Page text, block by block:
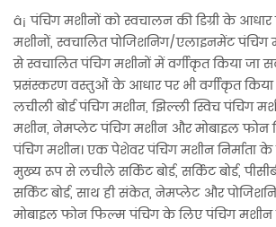
â¡ पंचिंग मशीनों को स्वचालन की डिग्री के
मशीनों, स्वचालित पोजिशनिंग/एलाइनमेंट पंचिंग
से स्वचालित पंचिंग मशीनों में वर्गीकृत किया जा
प्रसंस्करण वस्तुओं के आधार पर भी वर्गीकृत
लचीली बोर्ड पंचिंग मशीन, झिल्ली स्विच पंचिंग
मशीन, नेमप्लेट पंचिंग मशीन और मोबाइल फोन
पंचिंग मशीन। एक पेशेवर पंचिंग मशीन निर्माता
मुख्य रूप से लचीले सर्किट बोर्ड, सर्किट बोर्ड,
सर्किट बोर्ड, साथ ही संकेत, नेमप्लेट और
मोबाइल फोन फिल्म पंचिंग के लिए पंचिंग मशीन